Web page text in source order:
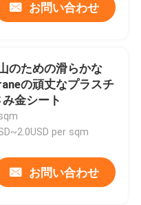
お問い合わせ
のための滑らかな
の頑丈なプラスチ
金シート
per sqm
お問い合わせ